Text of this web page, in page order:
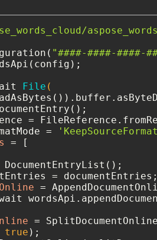
"####-####-####-
File (
=
=
= [
DocumentEntryList();
=
=
true );